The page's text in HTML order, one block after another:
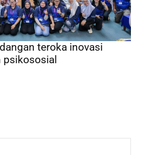
teroka inovasi
psikososial